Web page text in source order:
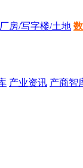
房/写字楼/土地
产业资讯 产商智